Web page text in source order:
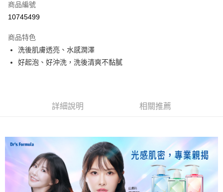
信用卡分期付款
合作金庫商業銀行
華南商業銀行
上海商業儲蓄銀行
台北富邦商業銀行
聯邦商業銀行
遠東國際商業銀行
台新國際商業銀行
中國信託商業銀行
台灣樂天信用卡公司
超商取貨付款
LINE Pay
Google Pay
大哥付你分期
相關說明
【大哥付你分期使用說明】
1.本服務由台灣大哥大提供，台灣大哥大用戶可立即使用無須另外申請。
AFTEE先享後付
商品編號
10745499
商品特色
洗後肌膚透亮、水感潤澤
好起泡、好沖洗，洗後清爽不黏膩
詳細說明 相關推薦